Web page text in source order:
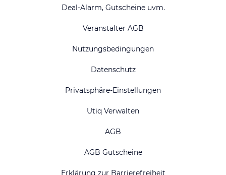
Deal-Alarm, Gutscheine uvm.
Veranstalter AGB
Nutzungsbedingungen
Datenschutz
Privatsphäre-Einstellungen
Utiq Verwalten
AGB
AGB Gutscheine
Erklärung zur Barrierefreiheit